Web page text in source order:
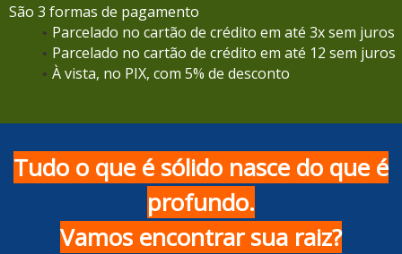
São 3 formas de pagamento
Parcelado no cartão de crédito em até 3x sem juros
Parcelado no cartão de crédito em até 12 sem juros
À vista, no PIX, com 5% de desconto
Tudo o que é sólido nasce do que é
profundo.
Vamos encontrar sua raiz?